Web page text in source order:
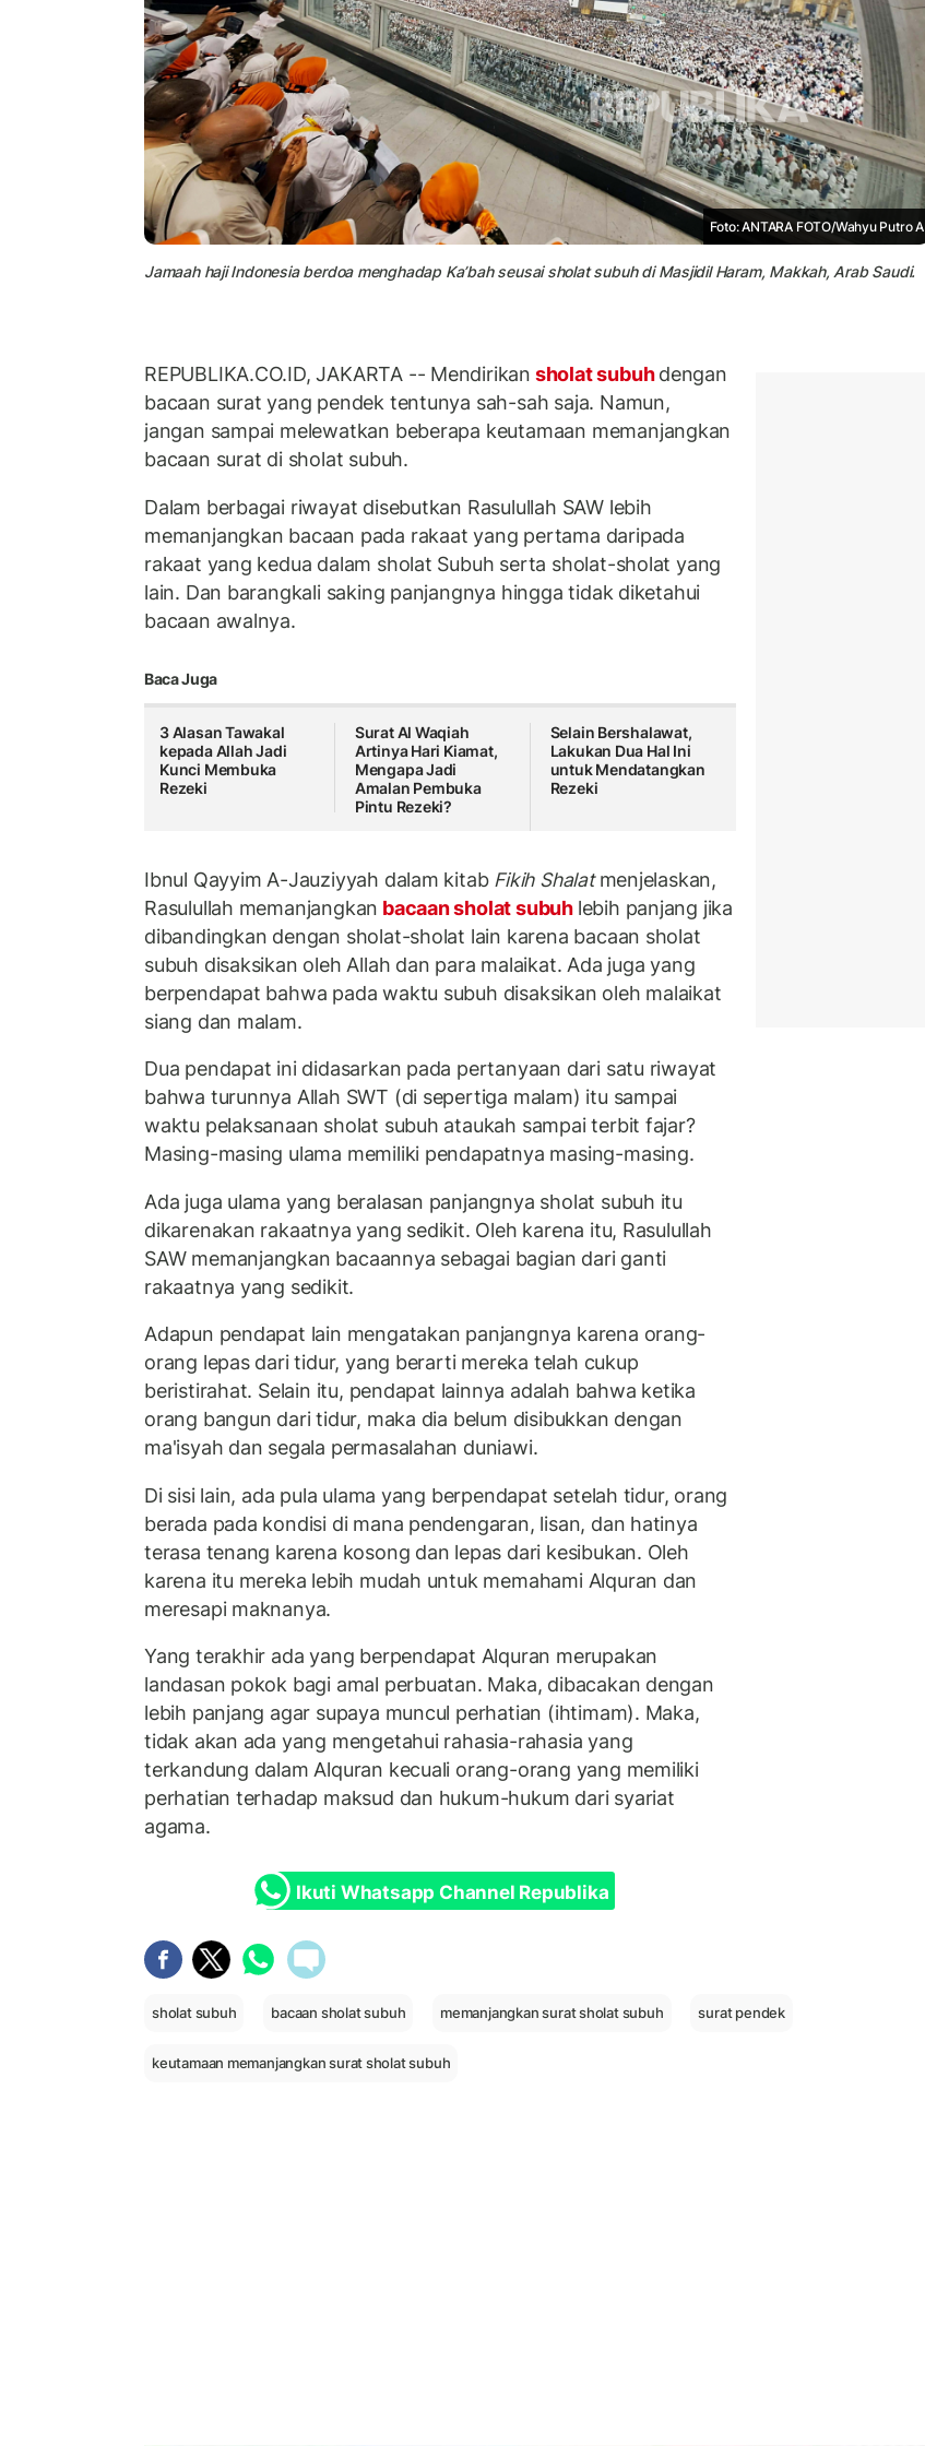
Foto: ANTARA FOTO/Wahyu Putro A
Jamaah haji Indonesia berdoa menghadap Ka’bah seusai sholat subuh di Masjidil Haram, Makkah, Arab Saudi.
REPUBLIKA.CO.ID, JAKARTA -- Mendirikan sholat subuhdengan
bacaan surat yang pendek tentunya sah-sah saja. Namun,
jangan sampai melewatkan beberapa keutamaan memanjangkan
bacaan surat di sholat subuh.
Dalam berbagai riwayat disebutkan Rasulullah SAW lebih
memanjangkan bacaan pada rakaat yang pertama daripada
rakaat yang kedua dalam sholat Subuh serta sholat-sholat yang
lain. Dan barangkali saking panjangnya hingga tidak diketahui
bacaan awalnya.
Baca Juga
3 Alasan Tawakal
kepada Allah Jadi
Kunci Membuka
Rezeki
Surat Al Waqiah
Artinya Hari Kiamat,
Mengapa Jadi
Amalan Pembuka
Pintu Rezeki?
Selain Bershalawat,
Lakukan Dua Hal Ini
untuk Mendatangkan
Rezeki
Ibnul Qayyim A-Jauziyyah dalam kitab Fikih Shalatmenjelaskan,
Rasulullah memanjangkan bacaan sholat subuh lebih panjang jika
dibandingkan dengan sholat-sholat lain karena bacaan sholat
subuh disaksikan oleh Allah dan para malaikat. Ada juga yang
berpendapat bahwa pada waktu subuh disaksikan oleh malaikat
siang dan malam.
Dua pendapat ini didasarkan pada pertanyaan dari satu riwayat
bahwa turunnya Allah SWT (di sepertiga malam) itu sampai
waktu pelaksanaan sholat subuh ataukah sampai terbit fajar?
Masing-masing ulama memiliki pendapatnya masing-masing.
Ada juga ulama yang beralasan panjangnya sholat subuh itu
dikarenakan rakaatnya yang sedikit. Oleh karena itu, Rasulullah
SAW memanjangkan bacaannya sebagai bagian dari ganti
rakaatnya yang sedikit.
Adapun pendapat lain mengatakan panjangnya karena orang-
orang lepas dari tidur, yang berarti mereka telah cukup
beristirahat. Selain itu, pendapat lainnya adalah bahwa ketika
orang bangun dari tidur, maka dia belum disibukkan dengan
ma'isyah dan segala permasalahan duniawi.
Di sisi lain, ada pula ulama yang berpendapat setelah tidur, orang
berada pada kondisi di mana pendengaran, lisan, dan hatinya
terasa tenang karena kosong dan lepas dari kesibukan. Oleh
karena itu mereka lebih mudah untuk memahami Alquran dan
meresapi maknanya.
Yang terakhir ada yang berpendapat Alquran merupakan
landasan pokok bagi amal perbuatan. Maka, dibacakan dengan
lebih panjang agar supaya muncul perhatian (ihtimam). Maka,
tidak akan ada yang mengetahui rahasia-rahasia yang
terkandung dalam Alquran kecuali orang-orang yang memiliki
perhatian terhadap maksud dan hukum-hukum dari syariat
agama.
Ikuti Whatsapp Channel Republika
sholat subuh bacaan sholat subuh memanjangkan surat sholat subuh surat pendek
keutamaan memanjangkan surat sholat subuh